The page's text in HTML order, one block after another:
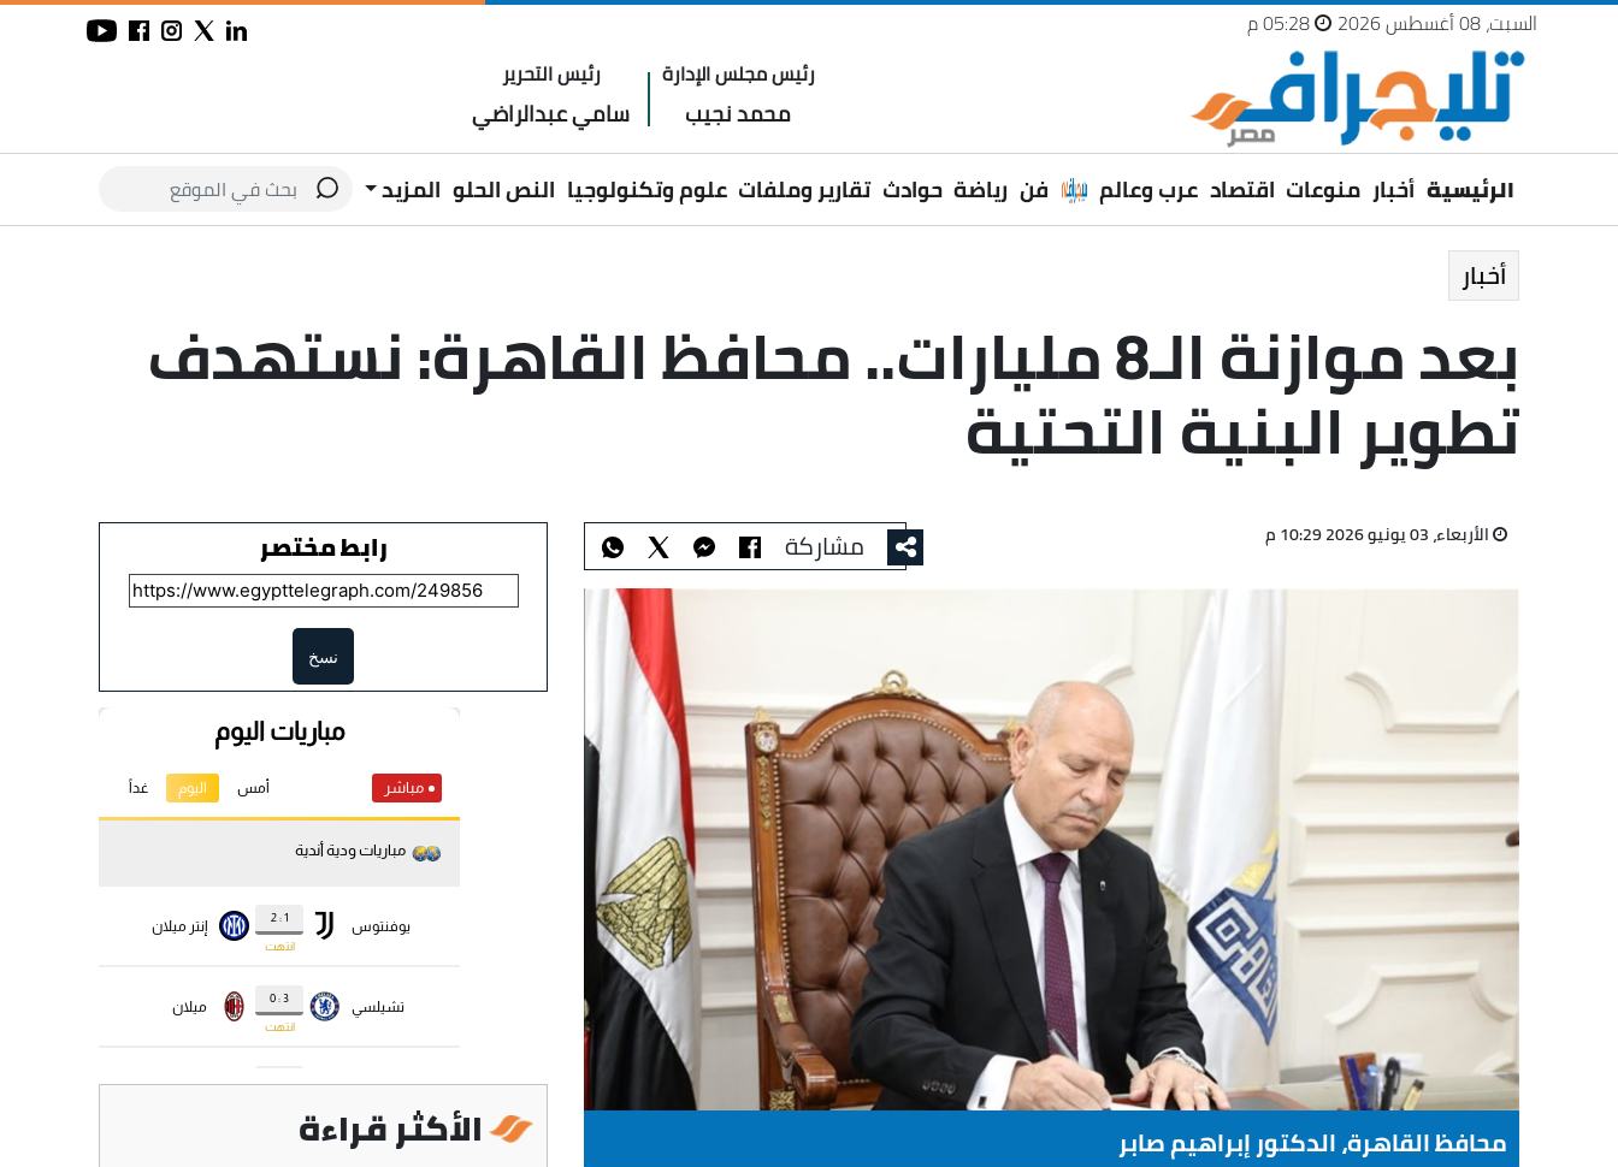
السبت، 08 أغسطس 2026
05:28 م
رئيس مجلس الإدارة
محمد نجيب
رئيس التحرير
سامي عبدالراضي
الرئيسية أخبار منوعات اقتصاد عرب وعالم فن رياضة حوادث تقارير وملفات علوم وتكنولوجيا النص الحلو المزيد
أخبار
بعد موازنة الـ8 مليارات.. محافظ القاهرة: نستهدف
تطوير البنية التحتية
الأربعاء، 03 يونيو 2026 10:29 م مشاركة
محافظ القاهرة، الدكتور إبراهيم صابر
رابط مختصر
نسخ
الأكثر قراءة